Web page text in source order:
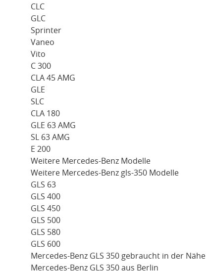
CLC
GLC
Sprinter
Vaneo
Vito
C 300
CLA 45 AMG
GLE
SLC
CLA 180
GLE 63 AMG
SL 63 AMG
E 200
Weitere Mercedes-Benz Modelle
Weitere Mercedes-Benz gls-350 Modelle
GLS 63
GLS 400
GLS 450
GLS 500
GLS 580
GLS 600
Mercedes-Benz GLS 350 gebraucht in der Nähe
Mercedes-Benz GLS 350 aus Berlin